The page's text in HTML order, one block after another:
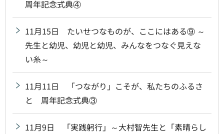
周年記念式典④
11月15日 たいせつなものが、ここにはある⑨ ～
先生と幼児、幼児と幼児、みんなをつなぐ見えな
い糸～
11月11日 「つながり」こそが、私たちのふるさ
と 周年記念式典③
11月9日 「実践躬行」～大村智先生と「素晴らし